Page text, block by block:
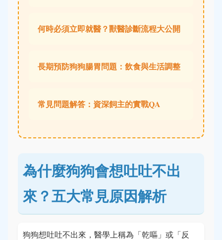
何時必須立即就醫？獸醫診斷流程大公開
長期預防狗狗腸胃問題：飲食與生活調整
常見問題解答：資深飼主的實戰QA
為什麼狗狗會想吐吐不出
來？五大常見原因解析
狗狗想吐吐不出來，醫學上稱為「乾嘔」或「反